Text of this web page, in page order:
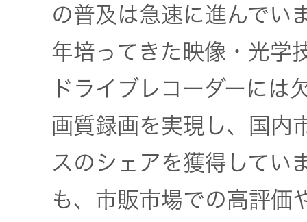
の普及は急速に進んでい
年培ってきた映像・光学
ドライブレコーダーには
画質録画を実現し、国内
スのシェアを獲得してい
も、市販市場での高評価